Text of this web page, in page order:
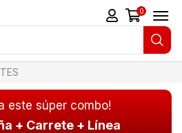
0
este súper combo!
+ Carrete + Línea